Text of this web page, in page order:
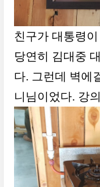
친구가대통령이
당연히 김대중
다. 그런데 벽에
니님이었다. 강